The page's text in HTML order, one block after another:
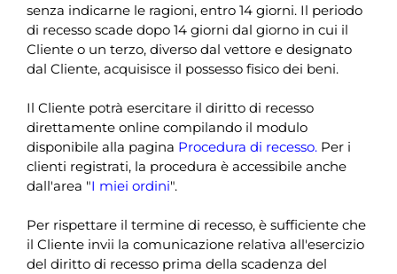
senza indicarne le ragioni, entro 14 giorni. Il periodo
di recesso scade dopo 14 giorni dal giorno in cui il
Cliente o un terzo, diverso dal vettore e designato
dal Cliente, acquisisce il possesso fisico dei beni.
Il Cliente potrà esercitare il diritto di recesso
direttamente online compilando il modulo
disponibile alla pagina Procedura di recesso. Per i
clienti registrati, la procedura è accessibile anche
dall'area "I miei ordini".
Per rispettare il termine di recesso, è sufficiente che
il Cliente invii la comunicazione relativa all'esercizio
del diritto di recesso prima della scadenza del